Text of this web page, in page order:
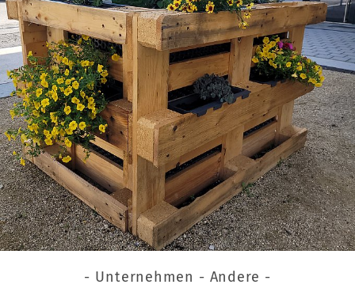
- Unternehmen - Andere -